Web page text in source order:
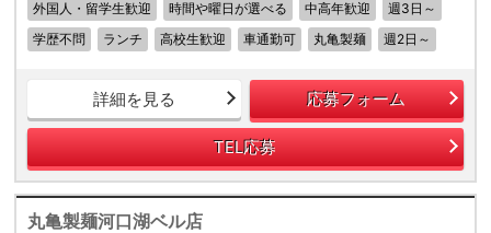
外国人・留学生歓迎
時間や曜日が選べる 中高年歓迎
週3日～
学歴不問
ランチ 高校生歓迎 車通勤可 丸亀製麺 週2日～
詳細を見る 応募フォーム
TEL応募
丸亀製麺河口湖ベル店